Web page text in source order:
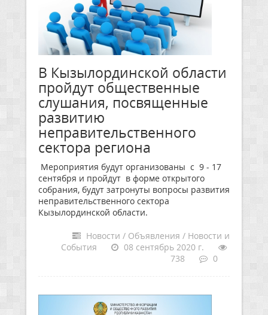
В Кызылординской области
пройдут общественные
слушания, посвященные
развитию
неправительственного
сектора региона
Мероприятия будут организованы с 9 - 17
сентября и пройдут в форме открытого
собрания, будут затронуты вопросы развития
неправительственного сектора
Кызылординской области.
Новости / Объявления / Новости и
События
08 сентябрь 2020 г.
738
0